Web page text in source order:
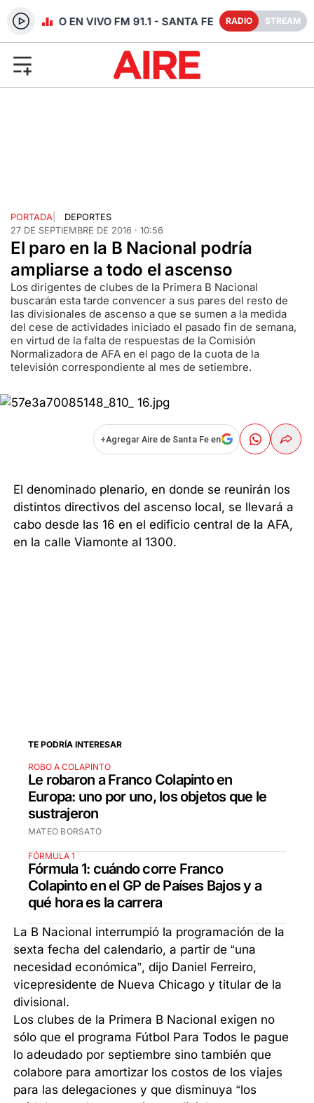
RADIO EN VIVO FM 91.1 - SANTA FE RADIO STREAM
PORTADA
DEPORTES
27 DE SEPTIEMBRE DE 2016 · 10:56
El paro en la B Nacional podría
ampliarse a todo el ascenso
Los dirigentes de clubes de la Primera B Nacional
buscarán esta tarde convencer a sus pares del resto de
las divisionales de ascenso a que se sumen a la medida
del cese de actividades iniciado el pasado fin de semana,
en virtud de la falta de respuestas de la Comisión
Normalizadora de AFA en el pago de la cuota de la
televisión correspondiente al mes de setiembre.
+Agregar Aire de Santa Fe en
El denominado plenario, en donde se reunirán los
distintos directivos del ascenso local, se llevará a
cabo desde las 16 en el edificio central de la AFA,
en la calle Viamonte al 1300.
TE PODRÍA INTERESAR
ROBO A COLAPINTO
Le robaron a Franco Colapinto en
Europa: uno por uno, los objetos que le
sustrajeron
MATEO BORSATO
FÓRMULA 1
Fórmula 1: cuándo corre Franco
Colapinto en el GP de Países Bajos y a
qué hora es la carrera
La B Nacional interrumpió la programación de la
sexta fecha del calendario, a partir de “una
necesidad económica”, dijo Daniel Ferreiro,
vicepresidente de Nueva Chicago y titular de la
divisional.
Los clubes de la Primera B Nacional exigen no
sólo que el programa Fútbol Para Todos le pague
lo adeudado por septiembre sino también que
colabore para amortizar los costos de los viajes
para las delegaciones y que disminuya “los